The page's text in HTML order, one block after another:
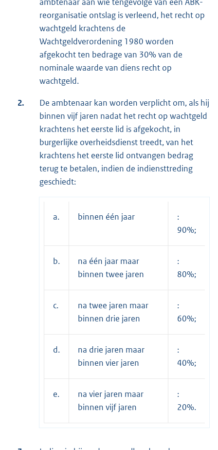
reorganisatie ontslag is verleend, het recht op
wachtgeld krachtens de
Wachtgeldverordening 1980 worden
afgekocht ten bedrage van 30% van de
nominale waarde van diens recht op
wachtgeld.
2.
De ambtenaar kan worden verplicht om, als hij
binnen vijf jaren nadat het recht op wachtgeld
krachtens het eerste lid is afgekocht, in
burgerlijke overheidsdienst treedt, van het
krachtens het eerste lid ontvangen bedrag
terug te betalen, indien de indiensttreding
geschiedt:
a. binnen één jaar
:
90%;
b.
na één jaar maar
binnen twee jaren
:
80%;
c.
na twee jaren maar
binnen drie jaren
:
60%;
d.
na drie jaren maar
binnen vier jaren
:
40%;
e.
na vier jaren maar
binnen vijf jaren
:
20%.